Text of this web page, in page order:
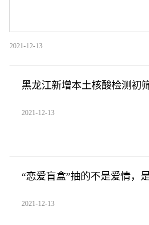
2021-12-13
黑龙江新增本土核酸检测初
2021-12-13
“恋爱盲盒”抽的不是爱情，
2021-12-13